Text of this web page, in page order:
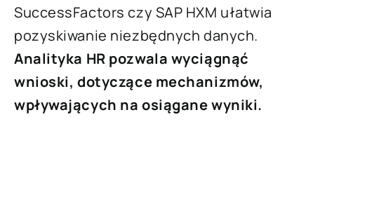
SuccessFactors czy SAP HXM ułatwia
pozyskiwanie niezbędnych danych.
Analityka HR pozwala wyciągnąć
wnioski, dotyczące mechanizmów,
wpływających na osiągane wyniki.